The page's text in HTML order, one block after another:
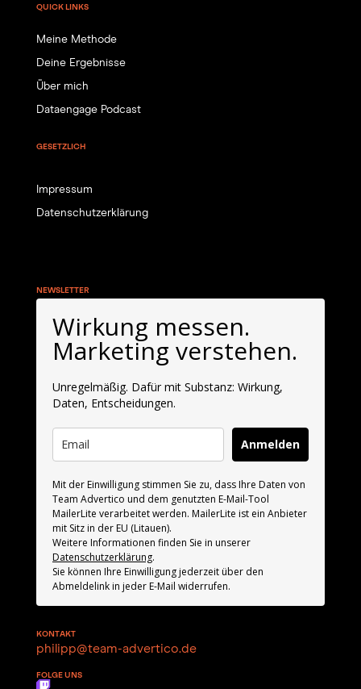
QUICK LINKS
Meine Methode
Deine Ergebnisse
Über mich
Dataengage Podcast
GESETZLICH
Impressum
Datenschutzerklärung
NEWSLETTER
Wirkung messen.
Marketing verstehen.
Unregelmäßig. Dafür mit Substanz: Wirkung,
Daten, Entscheidungen.
Anmelden
Mit der Einwilligung stimmen Sie zu, dass Ihre Daten von
Team Advertico und dem genutzten E-Mail-Tool
MailerLite verarbeitet werden. MailerLite ist ein Anbieter
mit Sitz in der EU (Litauen).
Weitere Informationen finden Sie in unserer
Datenschutzerklärung.
Sie können Ihre Einwilligung jederzeit über den
Abmeldelink in jeder E-Mail widerrufen.
KONTAKT
philipp@team-advertico.de
FOLGE UNS